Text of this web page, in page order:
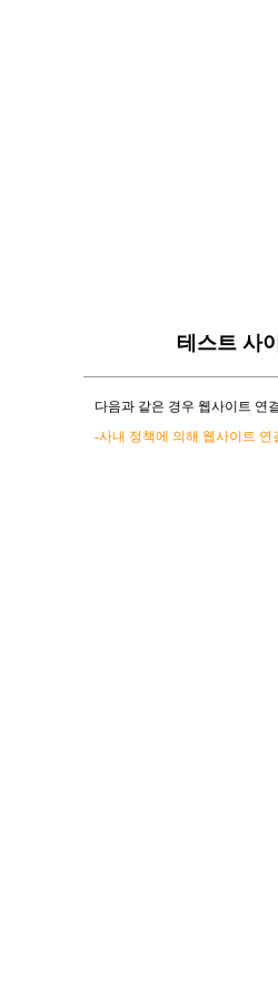
테스트 사
다음과 같은 경우 웹사이트 연
-사내 정책에 의해 웹사이트